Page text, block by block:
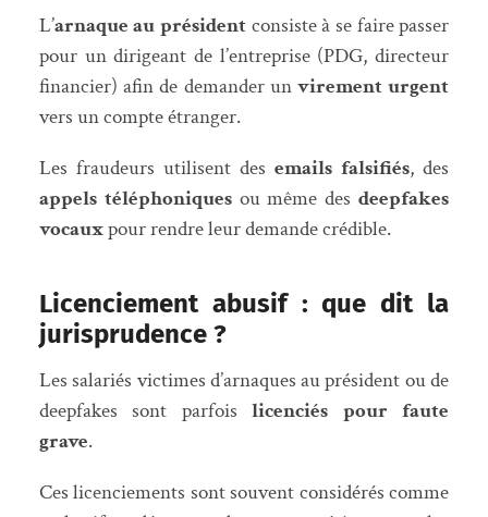
L’arnaque au président consiste à se faire passer
pour un dirigeant de l’entreprise (PDG, directeur
financier) afin de demander un virement urgent
vers un compte étranger.
Les fraudeurs utilisent desemails falsifiés, des
appels téléphoniquesou même desdeepfakes
vocauxpour rendre leur demande crédible.
Licenciement abusif : que dit la
jurisprudence ?
Les salariés victimes d’arnaques au président ou de
deepfakes sont parfoislicenciés pour faute
grave.
Ces licenciements sont souvent considérés comme